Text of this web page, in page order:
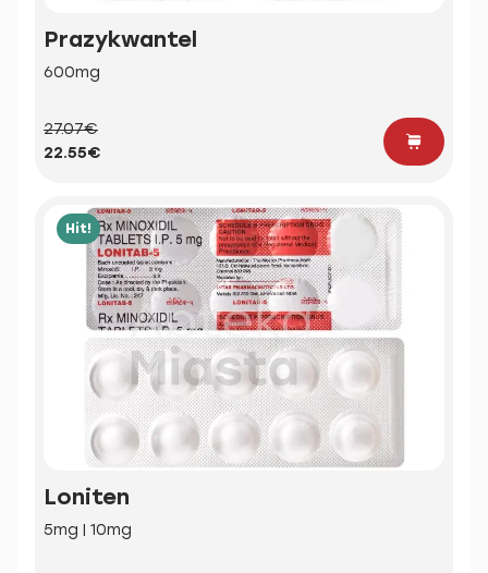
Prazykwantel
600mg
27.07€
22.55€
Hit!
Loniten
5mg | 10mg